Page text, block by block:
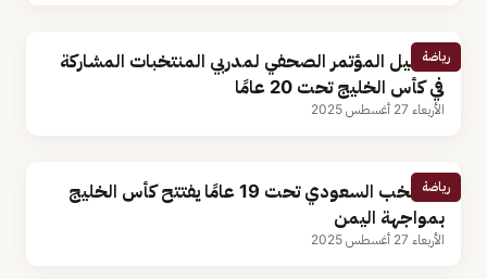
رياضة
تفاصيل المؤتمر الصحفي لمدربي المنتخبات المشاركة
في كأس الخليج تحت 20 عامًا
الأربعاء 27 أغسطس 2025
رياضة
المنتخب السعودي تحت 19 عامًا يفتتح كأس الخليج
بمواجهة اليمن
الأربعاء 27 أغسطس 2025